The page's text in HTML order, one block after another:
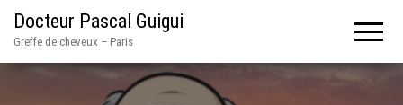
Docteur Pascal Guigui
Greffe de cheveux – Paris